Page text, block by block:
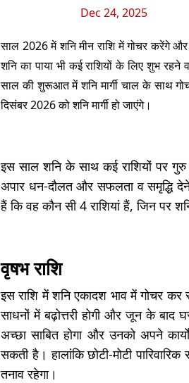
Dec 24, 2025
साल 2026 में शनि मीन राशि में गोचर करेंगे और
शनि का पाया भी कई राशियों के लिए शुभ रहने
साल की शुरूआत में शनि मार्गी चाल के साथ
दिसंबर 2026 को शनि मार्गी हो जाएंगे।
इस साल शनि के साथ कई राशियों पर
अपार धन-दौलत और सफलता व समृद्धि
हैं कि वह कौन सी 4 राशियां हैं, जिन पर
वृषभ राशि
इस राशि में शनि एकादश भाव में गोचर
साधनों में बढ़ोत्तरी होगी और जून के बाद
अच्छा साबित होगा और उनको अपने
सकती है। हालांकि छोटी-मोटी
तनाव रहेगा।